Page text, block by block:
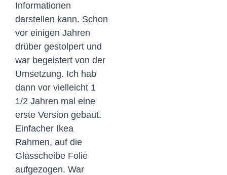
Informationen
darstellen kann. Schon
vor einigen Jahren
drüber gestolpert und
war begeistert von der
Umsetzung. Ich hab
dann vor vielleicht 1
1/2 Jahren mal eine
erste Version gebaut.
Einfacher Ikea
Rahmen, auf die
Glasscheibe Folie
aufgezogen. War